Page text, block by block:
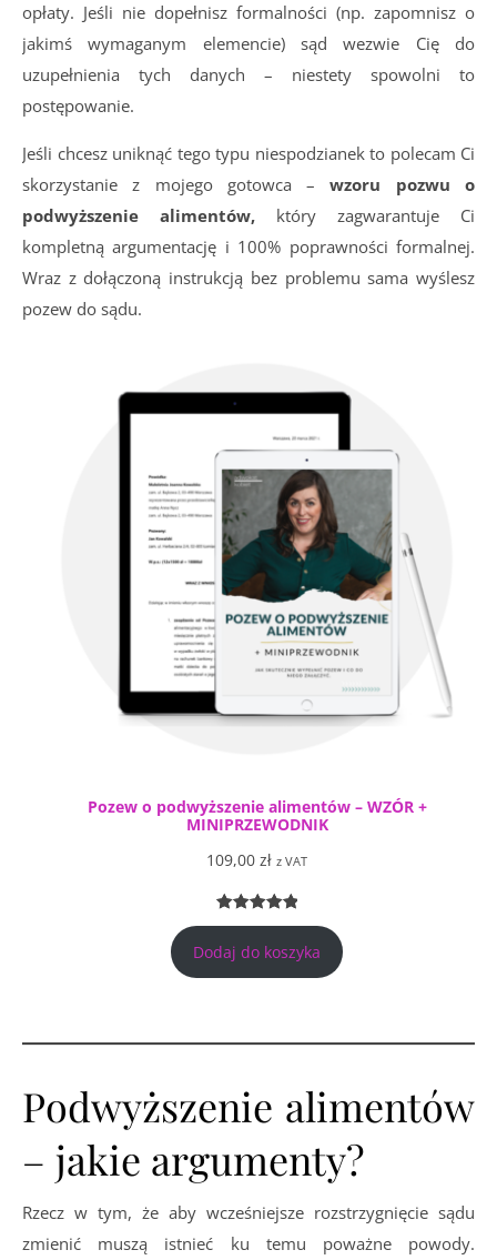
opłaty. Jeśli nie dopełnisz formalności (np. zapomnisz o
jakimś wymaganym elemencie) sąd wezwie Cię do
uzupełnienia tych danych – niestety spowolni to
postępowanie.
Jeśli chcesz uniknąć tego typu niespodzianek to polecam Ci
skorzystanie z mojego gotowca –wzoru pozwu o
podwyższenie alimentów, który zagwarantuje Ci
kompletną argumentację i 100% poprawności formalnej.
Wraz z dołączoną instrukcją bez problemu sama wyślesz
pozew do sądu.
Pozew o podwyższenie alimentów – WZÓR +
MINIPRZEWODNIK
109,00 zł z VAT
Oceniony
5.00na 5
4
klientów
Dodaj do koszyka
Podwyższenie alimentów
– jakie argumenty?
Rzecz w tym, że aby wcześniejsze rozstrzygnięcie sądu
zmienić muszą istnieć ku temu poważne powody.